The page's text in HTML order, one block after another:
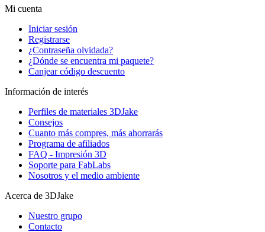
Mi cuenta
Iniciar sesión
Registrarse
¿Contraseña olvidada?
¿Dónde se encuentra mi paquete?
Canjear código descuento
Información de interés
Perfiles de materiales 3DJake
Consejos
Cuanto más compres, más ahorrarás
Programa de afiliados
FAQ - Impresión 3D
Soporte para FabLabs
Nosotros y el medio ambiente
Acerca de 3DJake
Nuestro grupo
Contacto